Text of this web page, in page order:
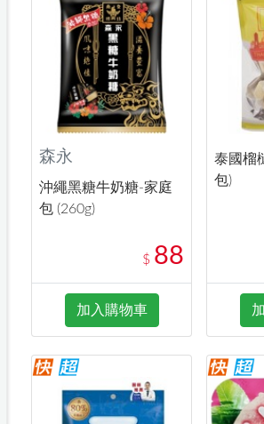
森永
沖繩黑糖牛奶糖-家庭
包 (260g)
$ 88
加入購物車
泰國榴
包)